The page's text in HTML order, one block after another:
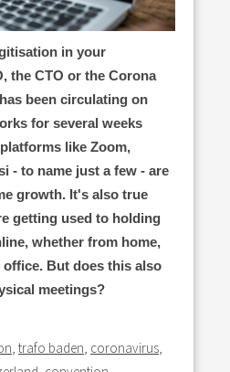
in your
the CTO or the Corona
been circulating on
for several weeks
like Zoom,
- to name just a few - are
growth. It's also true
getting used to holding
whether from home,
But does this also
meetings?
, trafo baden, coronavirus,